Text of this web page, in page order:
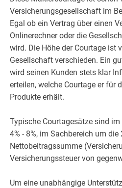
Versicherungsgesellschaft im
Egal ob ein Vertrag über einen
Onlinerechner oder die
wird. Die Höhe der Courtage ist
Gesellschaft verschieden. Ein
wird seinen Kunden stets klar
erteilen, welche Courtage er für
Produkte erhält.
Typische Courtagesätze sind
4% - 8%, im Sachbereich um die
Nettobeitragssumme
Versicherungssteuer von
Um eine unabhängige